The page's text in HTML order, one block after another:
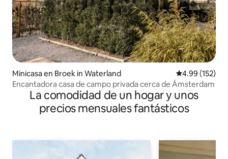
Minicasa en Broek in Waterland Calificación
4.99 (152)
Encantadora casa de campo privada cerca de Ámsterdam
La comodidad de un hogar y unos
precios mensuales fantásticos